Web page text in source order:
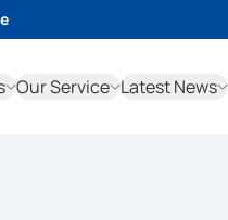
Our Service Latest News